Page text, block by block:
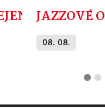
ČETNICKÉ
JAZZOVÉ
08. 08.